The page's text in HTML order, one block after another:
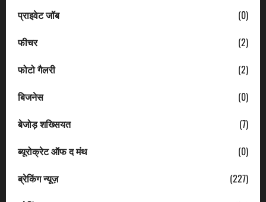
प्राइवेट जॉब
(0)
फीचर
(2)
फोटो गैलरी
(2)
बिजनेस
(0)
बेजोड़ शख्सियत
(7)
ब्यूरोक्रेट ऑफ द मंथ
(0)
ब्रेकिंग न्यूज़
(227)